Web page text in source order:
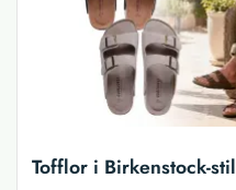
Tofflor i Birkenstock-stil